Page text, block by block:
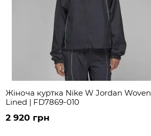
Жіноча куртка Nike W Jordan Woven
Lined | FD7869-010
2 920 грн